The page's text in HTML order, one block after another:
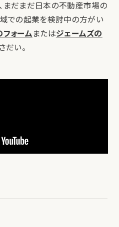
まだまだ日本の不動産市場の
での起業を検討中の方がい
ォーム またはジェームズの
だい。